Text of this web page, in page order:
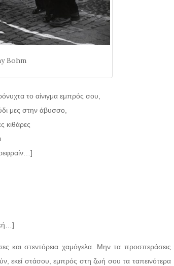
Bohm
το αίνιγμα εμπρός σου,
μες στην άβυσσο,
κιθάρες
και στεντόρεια χαμόγελα. Μην τα προσπεράσεις
εκεί στάσου, εμπρός στη ζωή σου τα ταπεινότερα